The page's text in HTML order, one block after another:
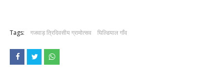
Tags: गजवाड़ त्रिदिवसीय ग्रामोत्सव घिल्डियाल गाँव